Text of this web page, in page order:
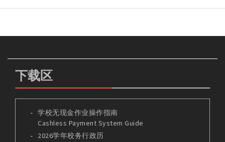
下载区
学校无现金作业操作指南
Cashless Payment System Guide
2026学年校务行政历